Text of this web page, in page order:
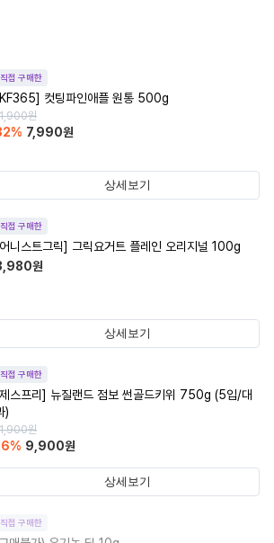
직접 구매한
컷팅파인애플 원통 500g
원
% 7,990원
상세보기
직접 구매한
니스트그릭] 그릭요거트 플레인 오리지널 100g
원
상세보기
직접 구매한
스프리] 뉴질랜드 점보 썬골드키위 750g (5입/대
)
원
% 9,900원
상세보기
직접 구매한